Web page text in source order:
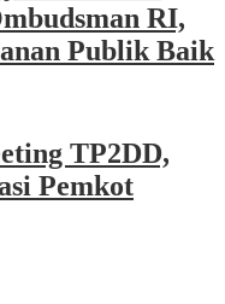
RI,
Publik Baik
TP2DD,
Pemkot